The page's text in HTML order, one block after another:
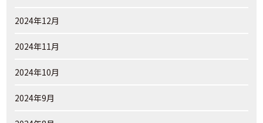
2024年12月
2024年11月
2024年10月
2024年9月